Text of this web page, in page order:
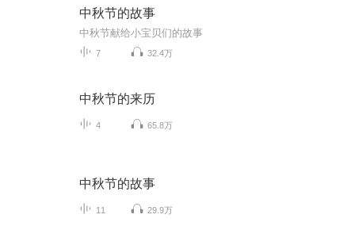
中秋节的故事
中秋节献给小宝贝们的故事
7 32.4万
中秋节的来历
4 65.8万
中秋节的故事
11 29.9万